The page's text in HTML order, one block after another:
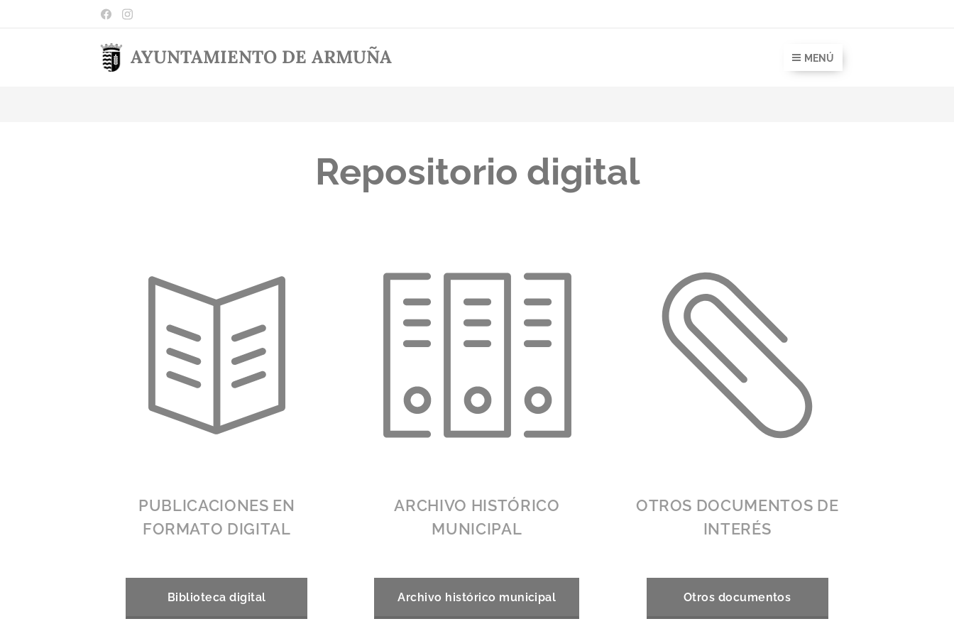
AYUNTAMIENTO DE ARMUÑA MENÚ
Repositorio digital
PUBLICACIONES EN
FORMATO DIGITAL
Biblioteca digital
ARCHIVO HISTÓRICO
MUNICIPAL
Archivo histórico municipal
OTROS DOCUMENTOS DE
INTERÉS
Otros documentos